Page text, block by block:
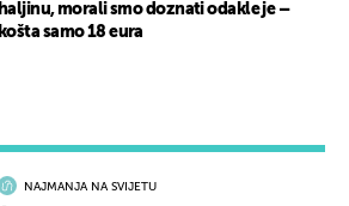
NAJMANJA NA SVIJETU
haljinu, morali smo doznati odakle je –
košta samo 18 eura